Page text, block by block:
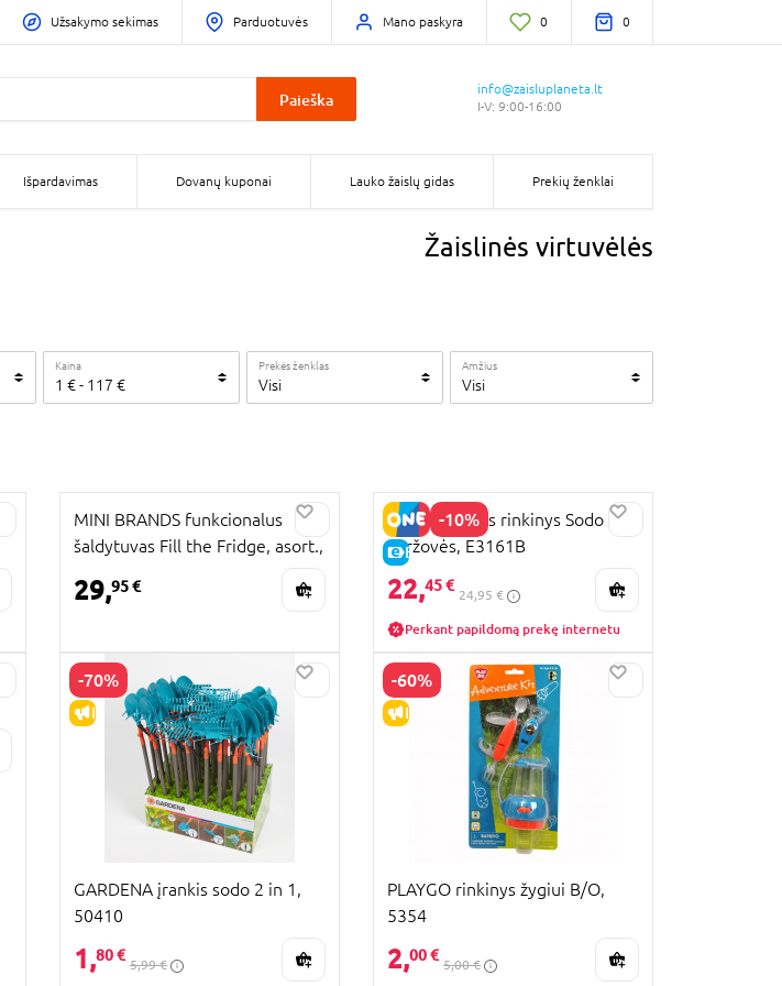
Užsakymo sekimas Parduotuvės Mano paskyra 0 0
Paieška
info@zaisluplaneta.lt
I-V: 9:00-16:00
Išpardavimas Dovanų kuponai Lauko žaislų gidas Prekių ženklai
Žaislinės virtuvėlės
Kaina
1 €- 117 €
Prekės ženklas
Visi
Amžius
Visi
MINI BRANDS funkcionalus
šaldytuvas Fill the Fridge, asort.,
29,95 €
-10%
E-KAINA
HAPE Žaislinis rinkinys Sodo
daržovės, E3161B
22,45 €
24,95 €
Perkant papildomą prekę internetu
-70%
IŠPARDAVIMAS
GARDENA įrankis sodo 2 in 1,
50410
1,80 €
5,99 €
-60%
IŠPARDAVIMAS
PLAYGO rinkinys žygiui B/O,
5354
2,00 €
5,00 €